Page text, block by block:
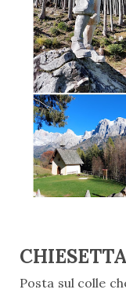
Posta sul colle